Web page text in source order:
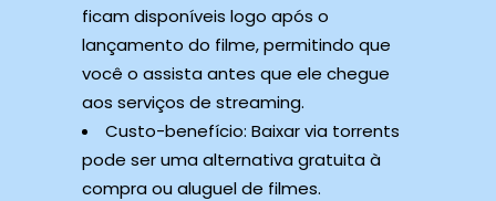
ficam disponíveis logo após o
lançamento do filme, permitindo que
você o assista antes que ele chegue
aos serviços de streaming.
Custo-benefício: Baixar via torrents
pode ser uma alternativa gratuita à
compra ou aluguel de filmes.